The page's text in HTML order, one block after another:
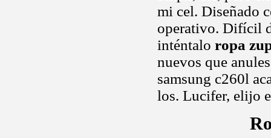
mi cel. Diseñado
operativo. Difícil
inténtalo ropa
nuevos que
samsung c260l
los. Lucifer, elijo